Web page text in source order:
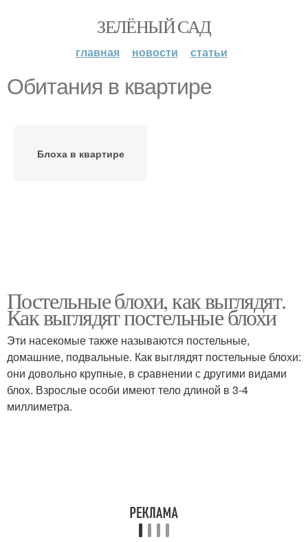
ЗЕЛЁНЫЙ САД
главная новости статьи
Обитания в квартире
Блоха в квартире
Постельные блохи, как выглядят.
Как выглядят постельные блохи
Эти насекомые также называются постельные,
домашние, подвальные. Как выглядят постельные блохи:
они довольно крупные, в сравнении с другими видами
блох. Взрослые особи имеют тело длиной в 3-4
миллиметра.